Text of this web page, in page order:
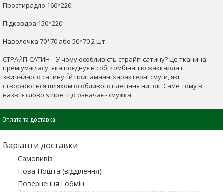
Простирадло 160*220
Підковдра 150*220
Наволочка 70*70 або 50*70 2 шт.
СТРАЙП-САТИН---У чому особливість страйп-сатину? Це тканина
преміум-класу, яка поєднує в собі комбінацію жаккарда і
звичайного сатину. Їй притаманні характерні смуги, які
створюються шляхом особливого плетіння ниток. Саме тому в
назві є слово stripe, що означає - смужка.
Оплата та доставка
Варіанти доставки
Самовивіз
Нова Пошта (відділення)
Повернення і обмін